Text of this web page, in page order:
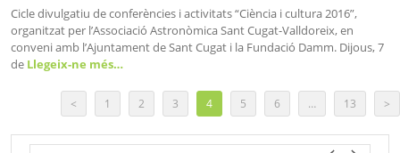
Cicle divulgatiu de conferències i activitats “Ciència i cultura 2016”,
organitzat per l’Associació Astronòmica Sant Cugat-Valldoreix, en
conveni amb l’Ajuntament de Sant Cugat i la Fundació Damm. Dijous, 7
de Llegeix-ne més…
< 1 2 3 4 5 6 … 13 >